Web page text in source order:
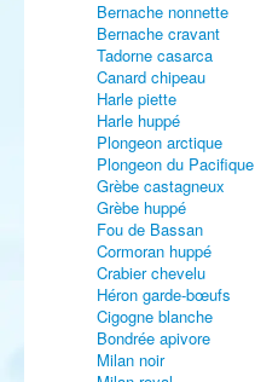
Bernache nonnette
Bernache cravant
Tadorne casarca
Canard chipeau
Harle piette
Harle huppé
Plongeon arctique
Plongeon du Pacifique
Grèbe castagneux
Grèbe huppé
Fou de Bassan
Cormoran huppé
Crabier chevelu
Héron garde-bœufs
Cigogne blanche
Bondrée apivore
Milan noir